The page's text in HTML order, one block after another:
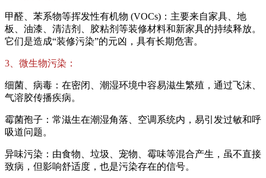
甲醛、苯系物等挥发性有机物 (VOCs)：主要来自家具、地
板、油漆、清洁剂、胶粘剂等装修材料和新家具的持续释放。
它们是造成“装修污染”的元凶，具有长期危害。
3、微生物污染：
细菌、病毒：在密闭、潮湿环境中容易滋生繁殖，通过飞沫、
气溶胶传播疾病。
霉菌孢子：常滋生在潮湿角落、空调系统内，易引发过敏和呼
吸道问题。
异味污染：由食物、垃圾、宠物、霉味等混合产生，虽不直接
致病，但影响舒适度，也是污染存在的信号。